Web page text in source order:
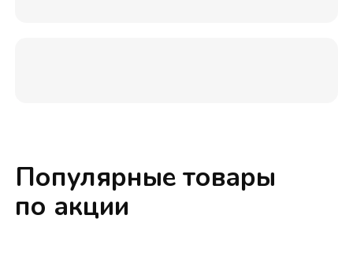
Популярные товары
по акции